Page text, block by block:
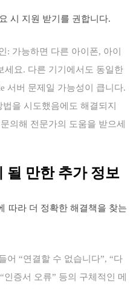
시 지원 받기를 권합니다.
: 가능하면 다른 아이폰, 아이
세요. 다른 기기에서도 동일한
서버 문제일 가능성이 큽니다.
을 시도했음에도 해결되지
의해 전문가의 도움을 받으세
될 만한 추가 정보
따라 더 정확한 해결책을 찾는
어 “연결할 수 없습니다”, “다
증서 오류” 등의 구체적인 메